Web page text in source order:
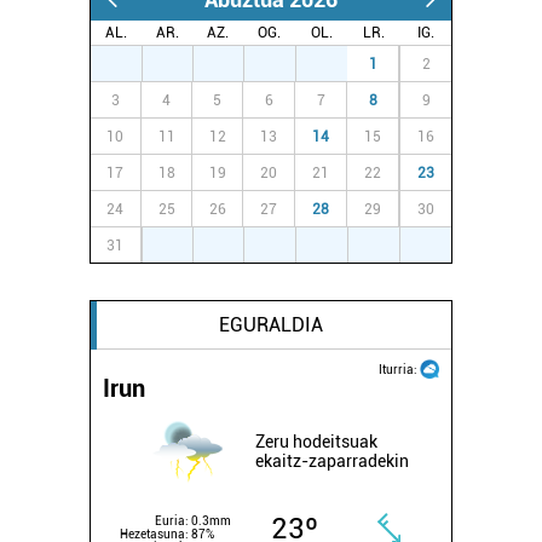
irakurri
AL. AR. AZ. OG. OL. LR.
IG.
1 2
3 4 5 6 7 8 9
10 11 12 13 14 15 16
17 18 19 20 21 22 23
24 25 26 27 28 29 30
31
EGURALDIA
Iturria:
Irun
Zeru hodeitsuak
ekaitz-zaparradekin
Euria: 0.3mm
Hezetasuna: 87%
23º